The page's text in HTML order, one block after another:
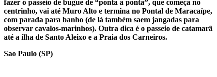
fazer o passeio de bugue de “ponta a ponta”, que começa no
centrinho, vai até Muro Alto e termina no Pontal de Maracaípe,
com parada para banho (de lá também saem jangadas para
observar cavalos-marinhos). Outra dica é o passeio de catamarã
até a ilha de Santo Aleixo e a Praia dos Carneiros.
Sao Paulo (SP)